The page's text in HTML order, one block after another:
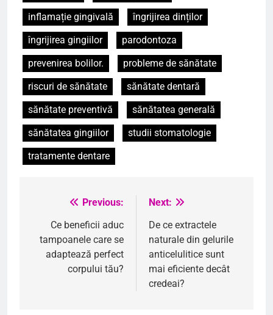
inflamație gingivală
îngrijirea dinților
îngrijirea gingiilor
parodontoza
prevenirea bolilor.
probleme de sănătate
riscuri de sănătate
sănătate dentară
sănătate preventivă
sănătatea generală
sănătatea gingiilor
studii stomatologie
tratamente dentare
Navigare
articole
Previous:
Ce beneficii aduc
tampoanele care se
adaptează perfect
corpului tău?
Next:
De ce extractele
naturale din gelurile
anticelulitice sunt
mai eficiente decât
credeai?